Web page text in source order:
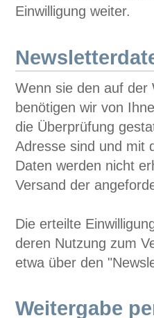
Einwilligung weiter.
Wenn sie den auf der
benötigen wir von
die Überprüfung
Adresse sind und mit
Daten werden nicht
Versand der
Die erteilte
deren Nutzung zum
etwa über den
Weitergabe